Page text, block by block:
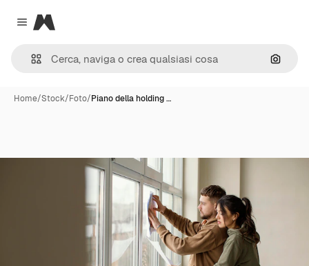
Close menu
Magnific
Cerca
Home/Stock/Foto/Piano della holding …